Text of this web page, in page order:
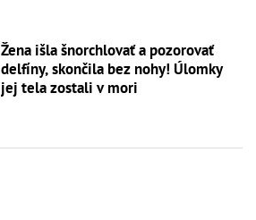
Žena išla šnorchlovať a pozorovať
delfíny, skončila bez nohy! Úlomky
jej tela zostali v mori